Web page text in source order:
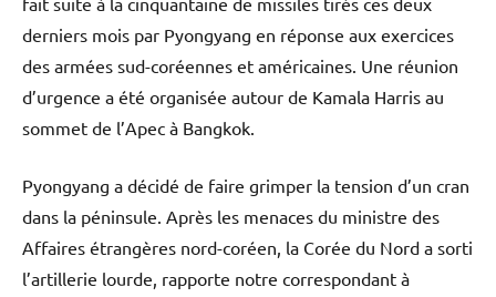
derniers mois par Pyongyang en réponse aux exercices
des armées sud-coréennes et américaines. Une réunion
d’urgence a été organisée autour de Kamala Harris au
sommet de l’Apec à Bangkok.
Pyongyang a décidé de faire grimper la tension d’un cran
dans la péninsule. Après les menaces du ministre des
Affaires étrangères nord-coréen, la Corée du Nord a sorti
l’artillerie lourde, rapporte notre correspondant à